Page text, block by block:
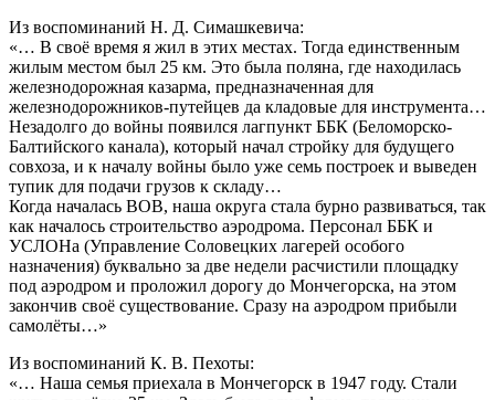
Из воспоминаний Н. Д. Симашкевича:
«… В своё время я жил в этих местах. Тогда единственным
жилым местом был 25 км. Это была поляна, где находилась
железнодорожная казарма, предназначенная для
железнодорожников-путейцев да кладовые для инструмента…
Незадолго до войны появился лагпункт ББК (Беломорско-
Балтийского канала), который начал стройку для будущего
совхоза, и к началу войны было уже семь построек и выведен
тупик для подачи грузов к складу…
Когда началась ВОВ, наша округа стала бурно развиваться, так
как началось строительство аэродрома. Персонал ББК и
УСЛОНа (Управление Соловецких лагерей особого
назначения) буквально за две недели расчистили площадку
под аэродром и проложил дорогу до Мончегорска, на этом
закончив своё существование. Сразу на аэродром прибыли
самолёты…»
Из воспоминаний К. В. Пехоты:
«… Наша семья приехала в Мончегорск в 1947 году. Стали